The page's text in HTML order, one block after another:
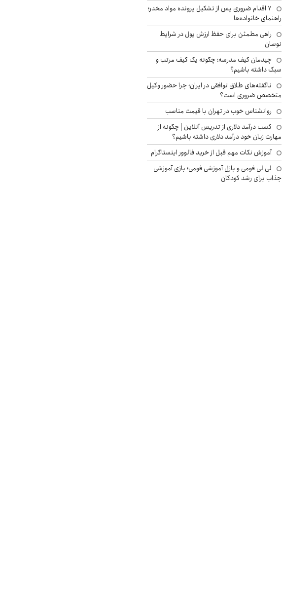
۷ اقدام ضروری پس از تشکیل پرونده مواد مخدر؛
راهنمای خانواده‌ها
راهی مطمئن برای حفظ ارزش پول در شرایط
نوسان
چیدمان کیف مدرسه؛ چگونه یک کیف مرتب و
سبک داشته باشیم؟
ناگفته‌های طلاق توافقی در ایران؛ چرا حضور وکیل
متخصص ضروری است؟
روانشناس خوب در تهران با قیمت مناسب
کسب درآمد دلاری از تدریس آنلاین | چگونه از
مهارت زبان خود درآمد دلاری داشته باشیم؟
آموزش نکات مهم قبل از خرید فالوور اینستاگرام
لی لی فومی و پازل آموزشی فومی؛ بازی آموزشی
جذاب برای رشد کودکان